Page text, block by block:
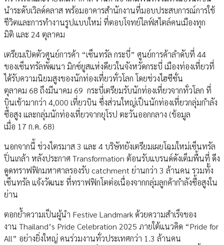
นำระดับเวิลด์คลาส พร้อมอาคารสำนักงานที่มอบประสบการณ์การใช้
ชีวิตและการทำงานรูปแบบใหม่ ที่ตอบโจทย์ไลฟ์สไตล์คนเมืองทุก
มิติ และ 24 ตุลาคม
เตรียมเปิดตัวศูนย์การค้า “เซ็นทรัล กระบี่” ศูนย์การค้าลำดับที่ 44
ของเซ็นทรัลพัฒนา มิกซ์ยูสแห่งดียวในจังหวัดกระบี่ เมืองท่องเที่ยวที่
ได้รับความนิยมสูงของนักท่องเที่ยวทั่วโลก โดยช่วงไฮซีซั่น
ตุลาคม 68 ถึงมีนาคม 69 กระบี่เตรียมรับนักท่องเที่ยวจากทั่วโลก ที่
บินเข้ามากว่า 4,000 เที่ยวบิน ซึ่งส่วนใหญ่เป็นนักท่องเที่ยวกลุ่มกำลัง
ซื้อสูง และกลุ่มนักท่องเที่ยวจากยุโรป ตะวันออกกลาง (ข้อมูล
เมื่อ 17 ก.ค. 68)
นอกจากนี้ ช่วงไตรมาส 3 และ 4 บริษัทยังเตรียมเผยโฉมใหม่เซ็นทรัล
ปิ่นเกล้า หลังประกาศ Transformation ต้อนรับแบรนด์ดังเต็มพื้นที่ ดึง
ดูดทราฟฟิกมหาศาลรองรับ catchment ย่านกว่า 3 ล้านคน รวมทั้ง
เซ็นทรัล แจ้งวัฒนะ ที่ทราฟฟิกโตต่อเนื่องจากกลุ่มลูกค้ากำลังซื้อสูงใน
ย่าน
ตอกย้ำความเป็นผู้นำ Festive Landmark ด้วยความสำเร็จของ
งาน Thailand’s Pride Celebration 2025 ภายใต้แนวคิด “Pride for
All” อย่างยิ่งใหญ่ คนร่วมงานทั่วประเทศกว่า 1.3 ล้านคน